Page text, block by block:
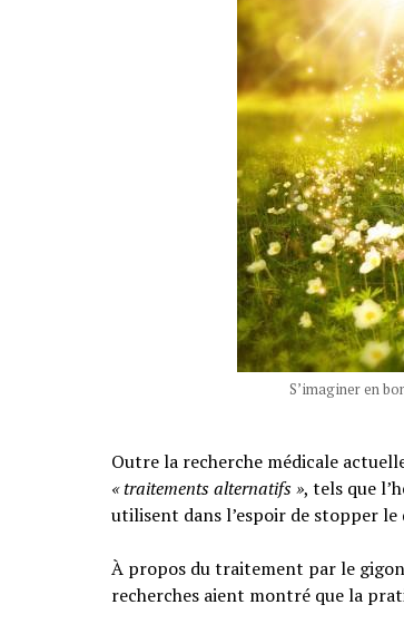
S’imaginer en
Outre la recherche médicale
« traitements alternatifs », tels que
utilisent dans l’espoir de stopper le
À propos du traitement par le
recherches aient montré que la